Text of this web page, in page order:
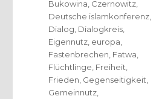
Bukowina Czernowitz
Deutsche islamkonferenz
Dialog Dialogkreis
Eigennutz europa
Fastenbrechen Fatwa
Flüchtlinge Freiheit
Frieden Gegenseitigkeit
Gemeinnutz